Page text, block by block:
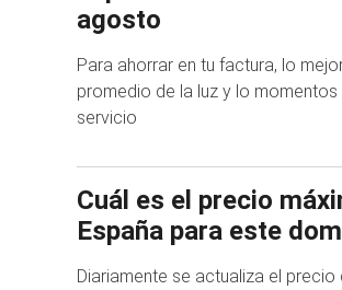
agosto
Para ahorrar en tu factura, lo
promedio de la luz y lo
servicio
Cuál es el precio
España para este
Diariamente se actualiza el